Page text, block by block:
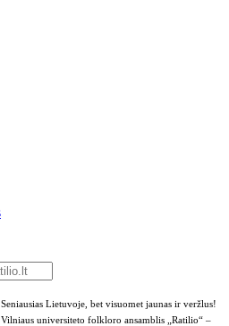
Seniausias Lietuvoje, bet visuomet jaunas ir veržlus!
Vilniaus universiteto folkloro ansamblis „Ratilio“ –